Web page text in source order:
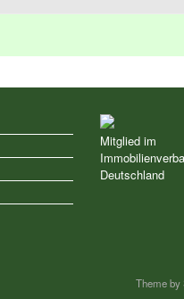
Mitglied im
Deutschland
Theme by